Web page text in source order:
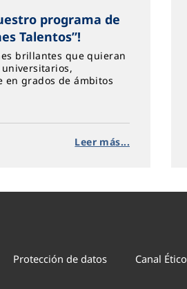
programa de
Talentos”!
brillantes que quieran
en grados de ámbitos
Leer más...
Protección de datos
Canal Ético